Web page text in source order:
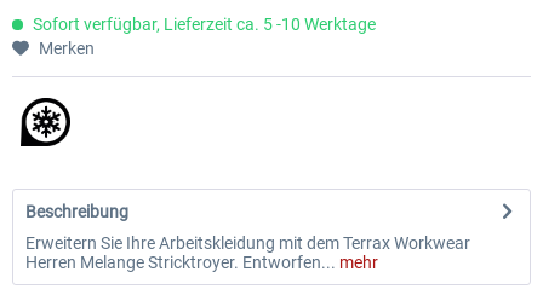
Sofort verfügbar, Lieferzeit ca. 5 -10 Werktage
Merken
Beschreibung
Erweitern Sie Ihre Arbeitskleidung mit dem Terrax Workwear
Herren Melange Stricktroyer. Entworfen... mehr